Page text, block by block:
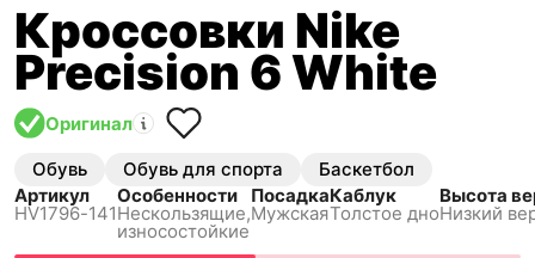
Кроссовки Nike
Precision 6 White
Оригинал
Обувь Обувь для спорта
Баскетбол
Артикул
HV1796-141
Особенности
Нескользящиe,
износостойкие
Посадка
Мужская
Каблук
Толстое дно
Высота
Низкий